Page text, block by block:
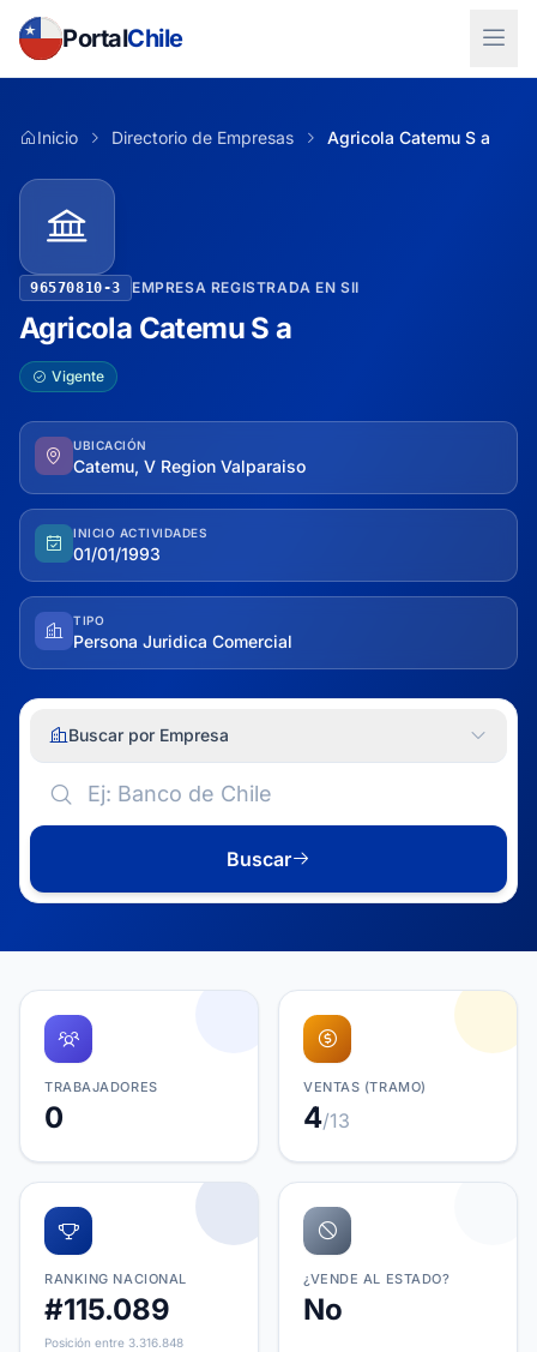
PortalChile
Inicio Directorio de Empresas Agricola Catemu S a
96570810-3 EMPRESA REGISTRADA EN SII
Agricola Catemu S a
Vigente
UBICACIÓN
Catemu, V Region Valparaiso
INICIO ACTIVIDADES
01/01/1993
TIPO
Persona Juridica Comercial
Buscar por Empresa
Buscar
TRABAJADORES
0
VENTAS (TRAMO)
4/13
RANKING NACIONAL
#115.089
Posición entre 3.316.848
¿VENDE AL ESTADO?
No